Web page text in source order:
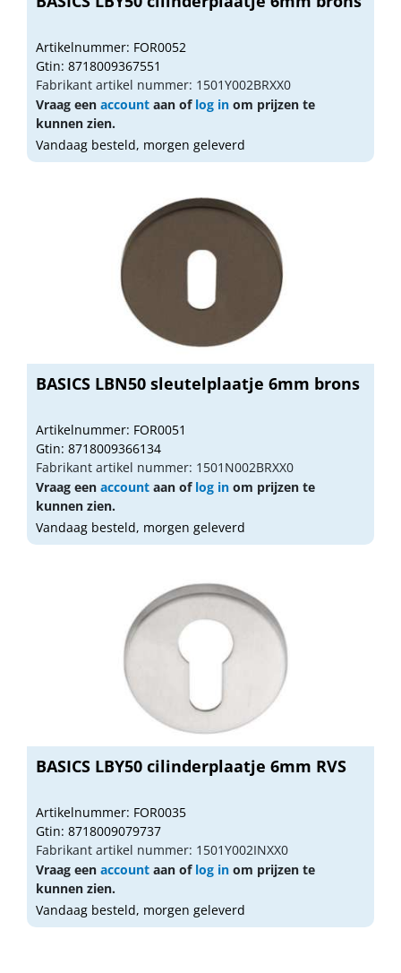
Artikelnummer: FOR0052
Gtin: 8718009367551
Fabrikant artikel nummer: 1501Y002BRXX0
Vraag een account aan of log in om prijzen te
kunnen zien.
Vandaag besteld, morgen geleverd
BASICS LBN50 sleutelplaatje 6mm brons
Artikelnummer: FOR0051
Gtin: 8718009366134
Fabrikant artikel nummer: 1501N002BRXX0
Vraag een account aan of log in om prijzen te
kunnen zien.
Vandaag besteld, morgen geleverd
BASICS LBY50 cilinderplaatje 6mm RVS
Artikelnummer: FOR0035
Gtin: 8718009079737
Fabrikant artikel nummer: 1501Y002INXX0
Vraag een account aan of log in om prijzen te
kunnen zien.
Vandaag besteld, morgen geleverd